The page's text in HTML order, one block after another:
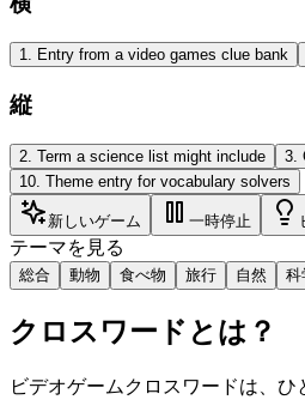
1. Entry from a video games clue bank
縦
2 Term a science list might include 3
10 Theme entry for vocabulary solvers
新しいゲーム 一時停止
テーマを見る
総合 動物 食べ物 旅行 自然 科
クロスワードとは？
ビデオゲームクロスワードは、ひ